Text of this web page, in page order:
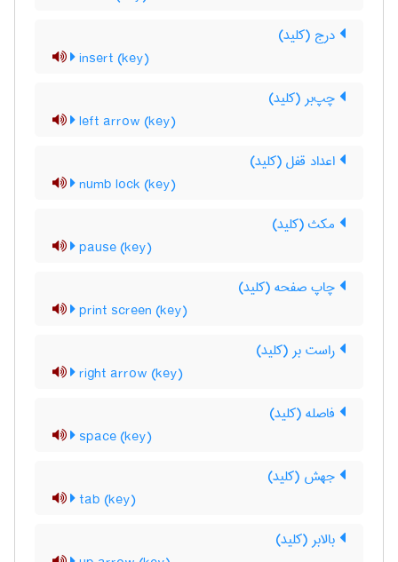
درج (کلید)
insert (key)
چپ‌بر (کلید)
left arrow (key)
اعداد قفل (کلید)
numb lock (key)
مکث (کلید)
pause (key)
چاپ صفحه (کلید)
print screen (key)
راست ‌بر (کلید)
right arrow (key)
فاصله (کلید)
space (key)
جهش (کلید)
tab (key)
بالابر (کلید)